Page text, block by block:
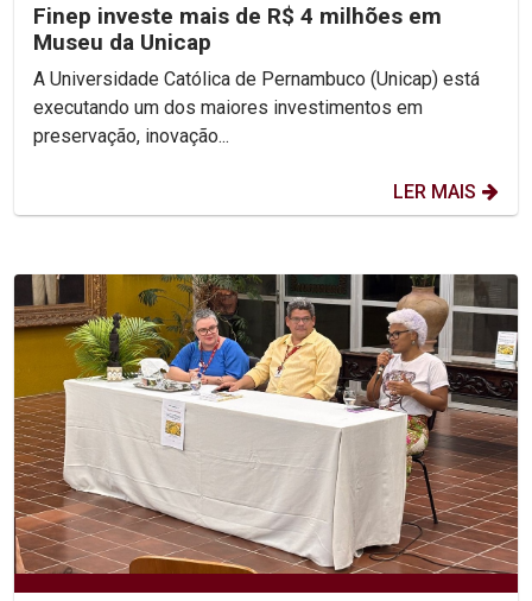
Finep investe mais de R$ 4 milhões em
Museu da Unicap
A Universidade Católica de Pernambuco (Unicap) está
executando um dos maiores investimentos em
preservação, inovação...
LER MAIS